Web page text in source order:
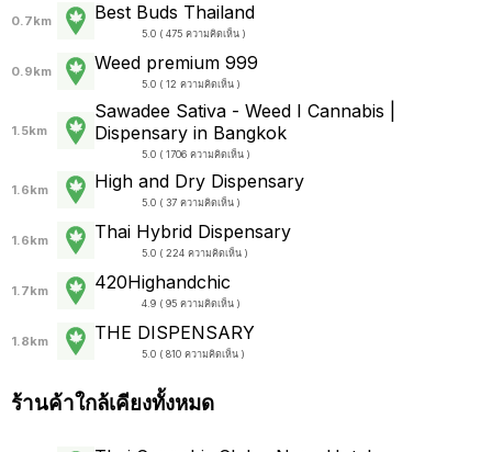
0.7km Best Buds Thailand
5.0 ( 475 ความคิดเห็น )
0.9km Weed premium 999
5.0 ( 12 ความคิดเห็น )
1.5km
Sawadee Sativa - Weed I Cannabis |
Dispensary in Bangkok
5.0 ( 1706 ความคิดเห็น )
1.6km High and Dry Dispensary
5.0 ( 37 ความคิดเห็น )
1.6km Thai Hybrid Dispensary
5.0 ( 224 ความคิดเห็น )
1.7km 420Highandchic
4.9 ( 95 ความคิดเห็น )
1.8km THE DISPENSARY
5.0 ( 810 ความคิดเห็น )
ร้านค้าใกล้เคียงทั้งหมด